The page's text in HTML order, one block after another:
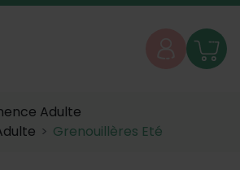
Adulte
Grenouillères Eté